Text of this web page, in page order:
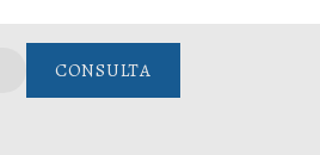
CONSULTA